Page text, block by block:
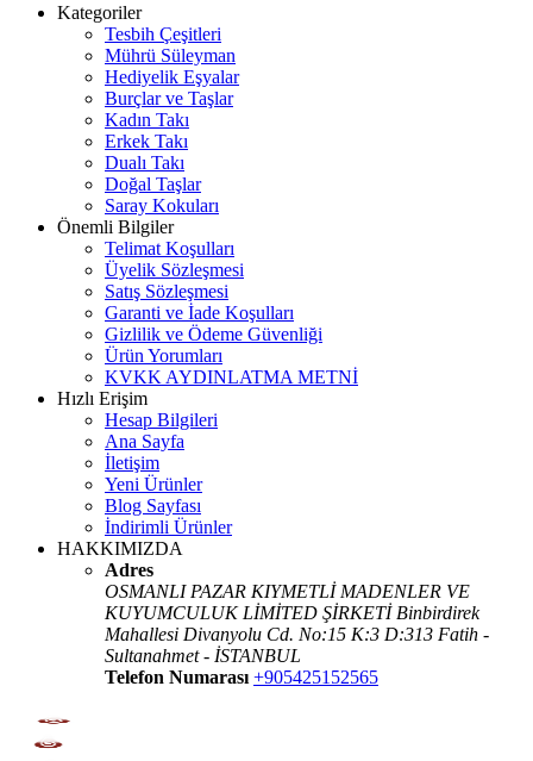
Kategoriler
Tesbih Çeşitleri
Mührü Süleyman
Hediyelik Eşyalar
Burçlar ve Taşlar
Kadın Takı
Erkek Takı
Dualı Takı
Doğal Taşlar
Saray Kokuları
Önemli Bilgiler
Telimat Koşulları
Üyelik Sözleşmesi
Satış Sözleşmesi
Garanti ve İade Koşulları
Gizlilik ve Ödeme Güvenliği
Ürün Yorumları
KVKK AYDINLATMA METNİ
Hızlı Erişim
Hesap Bilgileri
Ana Sayfa
İletişim
Yeni Ürünler
Blog Sayfası
İndirimli Ürünler
HAKKIMIZDA
Adres
OSMANLI PAZAR KIYMETLİ MADENLER VE
KUYUMCULUK LİMİTED ŞİRKETİ Binbirdirek
Mahallesi Divanyolu Cd. No:15 K:3 D:313 Fatih -
Sultanahmet - İSTANBUL
Telefon Numarası +905425152565